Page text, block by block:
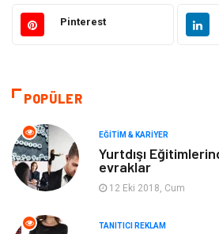
Otomotiv
Moda
Makine
Elektronik
Giyim
Pinterest
POPÜLER
EĞITIM & KARIYER
Yurtdışı
evraklar
12 Eki 2018, Cum
TANITICI REKLAM